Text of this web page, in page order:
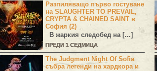
Разпиляващо първо гостуване
на SLAUGHTER TO PREVAIL,
CRYPTA & CHAINED SAINT в
София (2)
В жаркия следобед на […]
ПРЕДИ 1 СЕДМИЦА
The Judgment Night Of Sofia
събра легенди на хардкора и